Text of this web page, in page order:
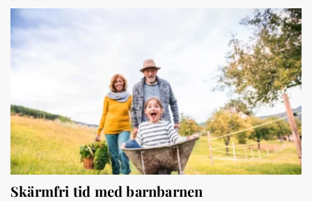
Skärmfri tid med barnbarnen